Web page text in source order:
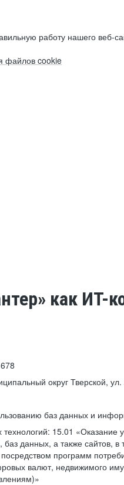
работу нашего веб-
файлов cookie
как ИТ-
округ Тверской,
баз данных и
15.01 «Оказание
данных, а также сайтов,
программ
валют, недвижимого